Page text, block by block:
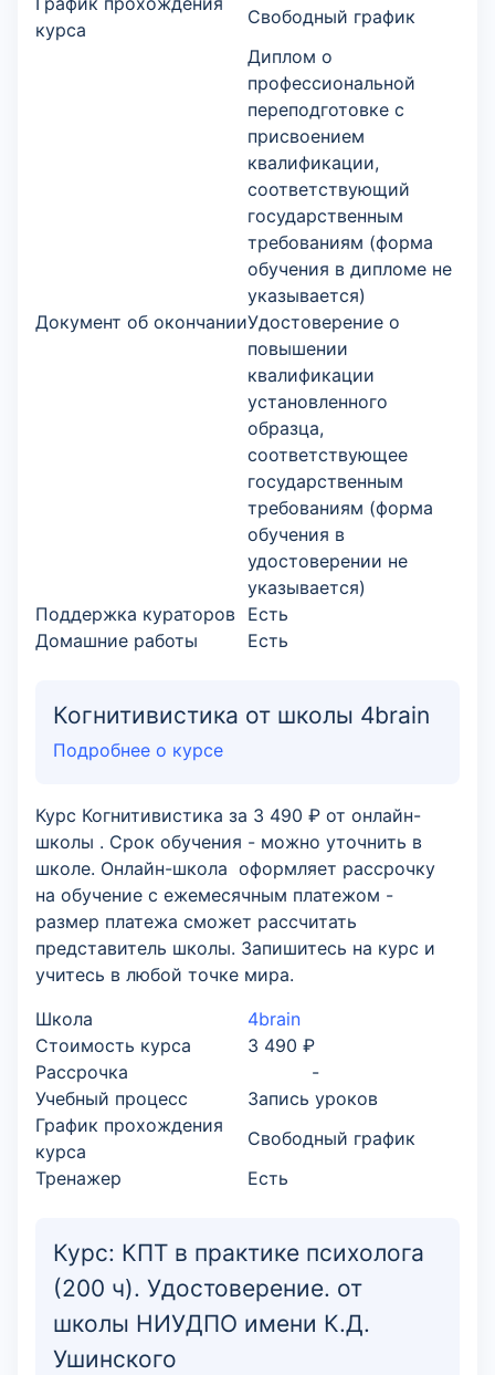
курса
Свободный график
Документ об окончании
Диплом о
профессиональной
переподготовке с
присвоением
квалификации,
соответствующий
государственным
требованиям (форма
обучения в дипломе не
указывается)
Удостоверение о
повышении
квалификации
установленного
образца,
соответствующее
государственным
требованиям (форма
обучения в
удостоверении не
указывается)
Поддержка кураторов Есть
Домашние работы
Есть
Когнитивистика от школы 4brain
Подробнее о курсе
Курс Когнитивистика за 3 490 ₽ от онлайн-
школы . Срок обучения - можно уточнить в
школе. Онлайн-школа оформляет рассрочку
на обучение с ежемесячным платежом -
размер платежа сможет рассчитать
представитель школы. Запишитесь на курс и
учитесь в любой точке мира.
Школа
4brain
Стоимость курса
3 490 ₽
Рассрочка
-
Учебный процесс
Запись уроков
График прохождения
курса
Свободный график
Тренажер
Есть
Курс: КПТ в практике психолога
(200 ч). Удостоверение. от
школы НИУДПО имени К.Д.
Ушинского